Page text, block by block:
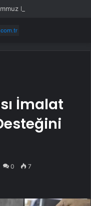
İmalat
0 7